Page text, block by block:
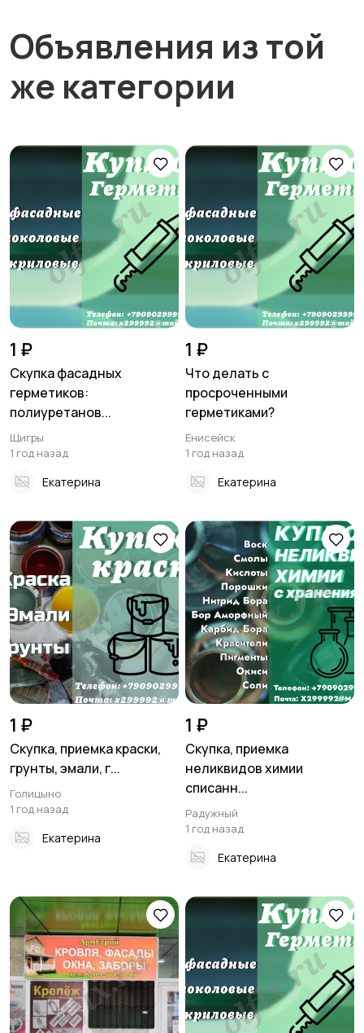
Объявления из той
же категории
1 ₽
Скупка фасадных
герметиков:
полиуретанов...
Щигры
1 год назад
Екатерина
1 ₽
Что делать с
просроченными
герметиками?
Енисейск
1 год назад
Екатерина
1 ₽
Скупка, приемка краски,
грунты, эмали, г...
Голицыно
1 год назад
Екатерина
1 ₽
Скупка, приемка
неликвидов химии
списанн...
Радужный
1 год назад
Екатерина